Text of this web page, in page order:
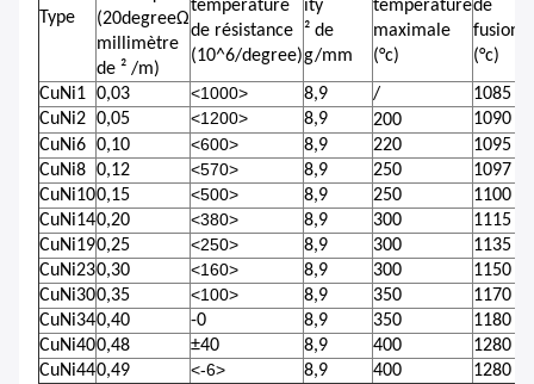
Type
(20degreeΩ
millimètre
de ² /m)
température
de résistance
(10^6/degree)
ity
² de
g/mm
température
maximale
(°c)
de
fusion
(°c)
CuNi1 0,03 <1000> 8,9 /
1085
CuNi2 0,05 <1200> 8,9 200
1090
CuNi6 0,10 <600> 8,9 220
1095
CuNi8 0,12 <570> 8,9 250
1097
CuNi100,15 <500> 8,9 250
1100
CuNi140,20 <380> 8,9 300
1115
CuNi190,25 <250> 8,9 300
1135
CuNi230,30 <160> 8,9 300
1150
CuNi300,35 <100> 8,9 350
1170
CuNi340,40 -0 8,9 350
1180
CuNi400,48 ±40 8,9 400
1280
CuNi440,49 <-6> 8,9 400 1280